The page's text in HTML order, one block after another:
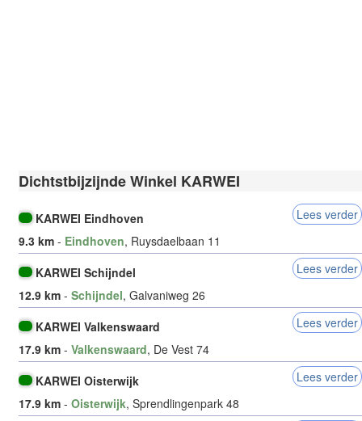
Dichtstbijzijnde Winkel KARWEI
KARWEI Eindhoven
Lees verder
9.3 km - Eindhoven, Ruysdaelbaan 11
KARWEI Schijndel
Lees verder
12.9 km - Schijndel, Galvaniweg 26
KARWEI Valkenswaard
Lees verder
17.9 km - Valkenswaard, De Vest 74
KARWEI Oisterwijk
Lees verder
17.9 km - Oisterwijk, Sprendlingenpark 48